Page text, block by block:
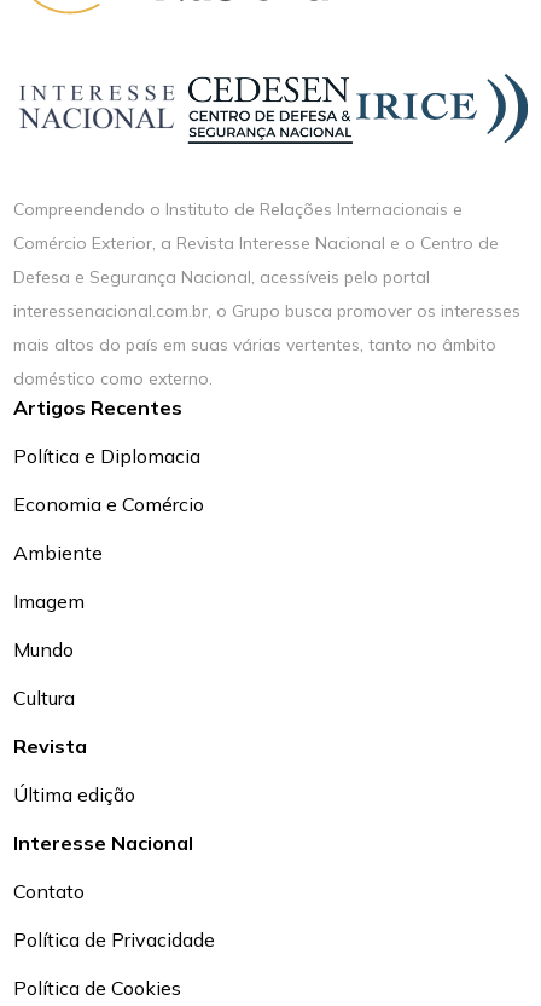
Compreendendo o Instituto de Relações Internacionais e
Comércio Exterior, a Revista Interesse Nacional e o Centro de
Defesa e Segurança Nacional, acessíveis pelo portal
interessenacional.com.br, o Grupo busca promover os interesses
mais altos do país em suas várias vertentes, tanto no âmbito
doméstico como externo.
Artigos Recentes
Política e Diplomacia
Economia e Comércio
Ambiente
Imagem
Mundo
Cultura
Revista
Última edição
Interesse Nacional
Contato
Política de Privacidade
Política de Cookies